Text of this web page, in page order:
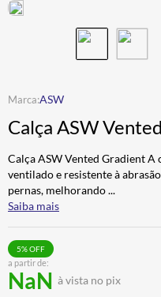
ASW
Calça ASW
Calça ASW Vented Gradient A
ventilado e resistente à
pernas, melhorando...
Saiba mais
a partir de:
NaN à vista no pix
5% OFF
BOTA
4º ÓCULOS SOLAR
5º LUVA
6 º ALPINESTAR
7º BAU
8º CALÇA
9º
10º